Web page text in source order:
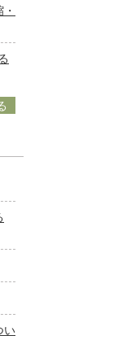
い